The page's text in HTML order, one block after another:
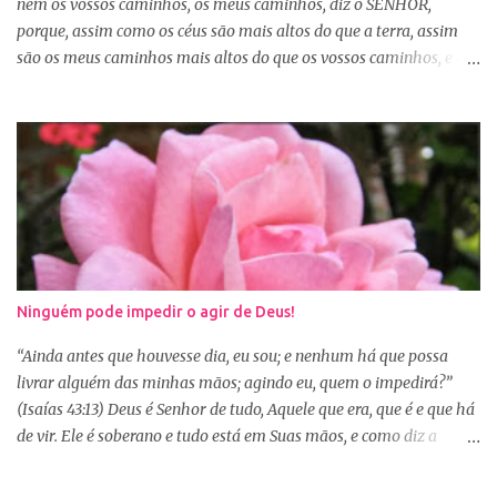
nem os vossos caminhos, os meus caminhos, diz o SENHOR,
porque, assim como os céus são mais altos do que a terra, assim
são os meus caminhos mais altos do que os vossos caminhos, e os
poderemos ser surpreendidos ou decepcionados com a maneira de
Deus agir. Deus não age conforme a ótica humana. Às vezes
pedimos algo a Deus sem saber se é a vontade d’Ele para nossa
vida, claro que podemos pedir, mas a vontade de Deus sempre
prevalecerá. Nem sempre, a nossa vontade é a vontade de Deus,
mas a Palavra nos garante que os caminhos e os pensamentos de
Deus são bem maiores que os nossos, se é assim, fiquemos
tranquilas, pois tudo que vem de Deus é bom. Porém, se Deus
entregar o governo da nossa vida a nós, ou seja, deixar que a nossa
vontade prevaleça, vamos acabar infelizes e frustradas, porque só
Ele sabe o que...
Ninguém pode impedir o agir de Deus!
“Ainda antes que houvesse dia, eu sou; e nenhum há que possa
livrar alguém das minhas mãos; agindo eu, quem o impedirá?”
(Isaías 43:13) Deus é Senhor de tudo, Aquele que era, que é e que há
de vir. Ele é soberano e tudo está em Suas mãos, e como diz a